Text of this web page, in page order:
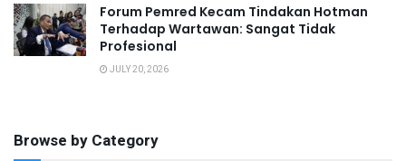
Forum Pemred Kecam Tindakan Hotman
Terhadap Wartawan: Sangat Tidak
Profesional
JULY 20, 2026
Browse by Category